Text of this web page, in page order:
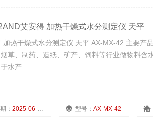
艾安得 加热干燥式水分测定仪 天平
加热干燥式水分测定仪 天平 AX-MX-42 主要产
草、制药、造纸、矿产、饲料等行业做物料含
水产
： 2025-06-27 型号： AX-MX-42